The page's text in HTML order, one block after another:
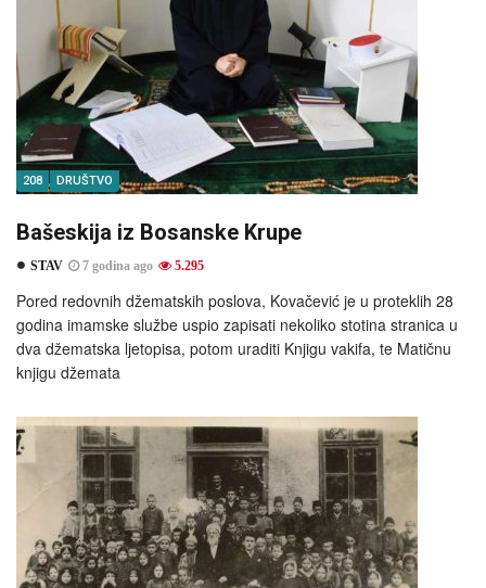
208 DRUŠTVO
Bašeskija iz Bosanske Krupe
STAV 7 godina ago 5.295
Pored redovnih džematskih poslova, Kovačević je u proteklih 28
godina imamske službe uspio zapisati nekoliko stotina stranica u
dva džematska ljetopisa, potom uraditi Knjigu vakifa, te Matičnu
knjigu džemata